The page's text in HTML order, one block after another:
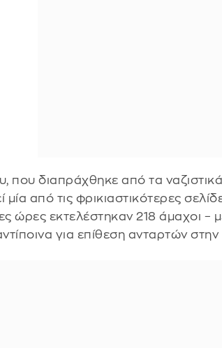
που διαπράχθηκε από τα
μία από τις φρικιαστικότερες
ώρες εκτελέστηκαν 218 άμαχοι –
για επίθεση ανταρτών στην